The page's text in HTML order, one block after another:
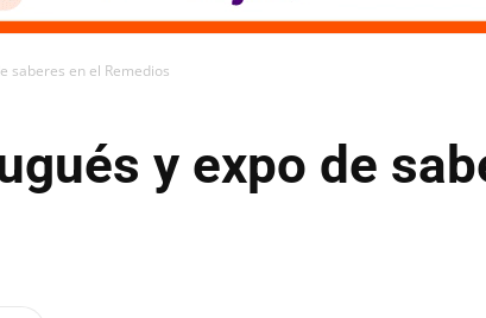
saberes en el Remedios
y expo de